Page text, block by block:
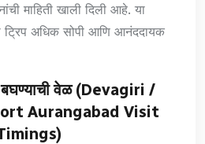
माहिती खाली दिली आहे. या
ट्रिप अधिक सोपी आणि आनंददायक
वेळ(Devagiri /
Aurangabad Visit